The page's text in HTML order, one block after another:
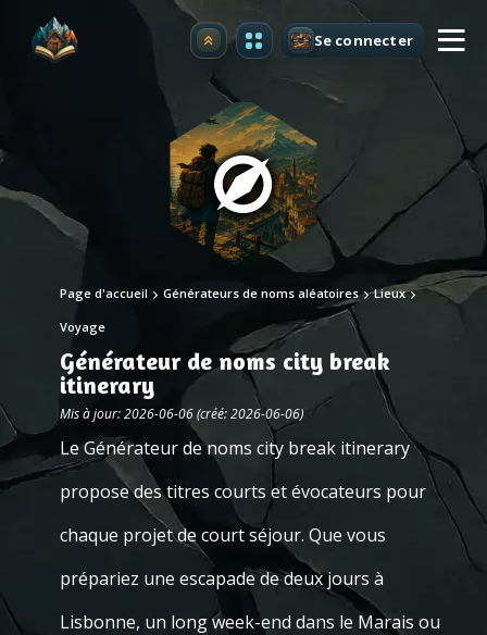
Premium Se connecter
Page d'accueil Générateurs de noms aléatoires Lieux
Voyage
Générateur de noms city break
itinerary
Mis à jour: 2026-06-06 (créé: 2026-06-06)
Le Générateur de noms city break itinerary
propose des titres courts et évocateurs pour
chaque projet de court séjour. Que vous
prépariez une escapade de deux jours à
Lisbonne, un long week-end dans le Marais ou